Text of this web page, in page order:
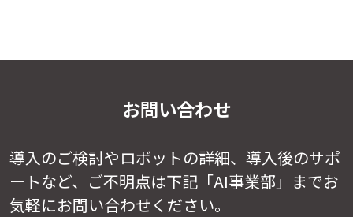
お問い合わせ
導入のご検討やロボットの詳細、導入後のサポ
ートなど、 ご不明点は下記「AI事業部」までお
気軽にお問い合わせください。